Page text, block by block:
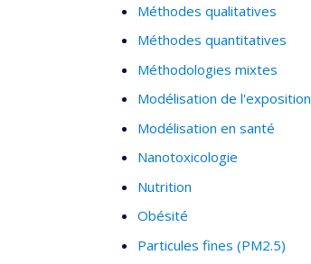
Méthodes qualitatives
Méthodes quantitatives
Méthodologies mixtes
Modélisation de l'exposition
Modélisation en santé
Nanotoxicologie
Nutrition
Obésité
Particules fines (PM2.5)